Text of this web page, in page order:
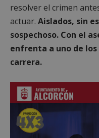
resolver el crimen
actuar. Aislados, sin
sospechoso. Con el
enfrenta a uno de los
carrera.